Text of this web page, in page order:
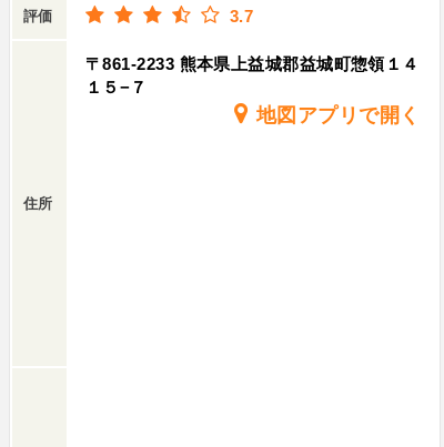
評価 3.7
住所
〒861-2233 熊本県上益城郡益城町惣領１４
１５−７
地図アプリで開く